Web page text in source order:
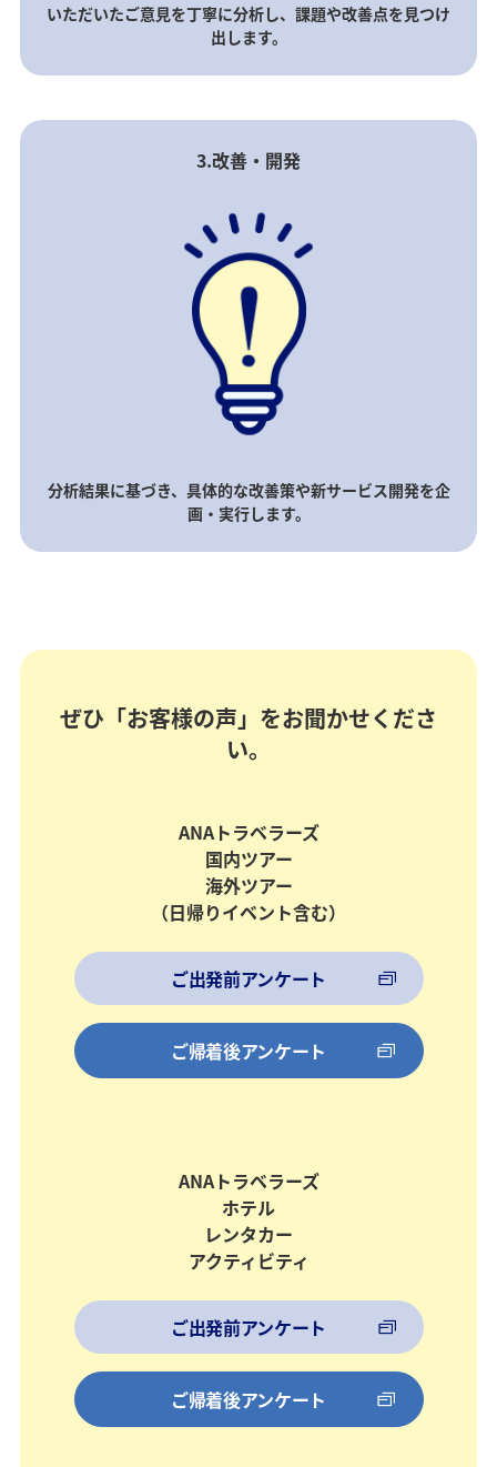
いただいたご意見を丁寧に分析し、課題や改善点を見つけ
出します。
3.改善・開発
分析結果に基づき、具体的な改善策や新サービス開発を企
画・実行します。
ぜひ「お客様の声」をお聞かせくださ
い。
ANAトラベラーズ
国内ツアー
海外ツアー
（日帰りイベント含む）
ご出発前アンケート
ご帰着後アンケート
ANAトラベラーズ
ホテル
レンタカー
アクティビティ
ご出発前アンケート
ご帰着後アンケート